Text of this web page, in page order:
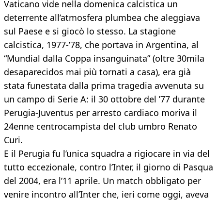
Vaticano vide nella domenica calcistica un
deterrente all’atmosfera plumbea che aleggiava
sul Paese e si giocò lo stesso. La stagione
calcistica, 1977-’78, che portava in Argentina, al
“Mundial dalla Coppa insanguinata” (oltre 30mila
desaparecidos mai più tornati a casa), era già
stata funestata dalla prima tragedia avvenuta su
un campo di Serie A: il 30 ottobre del ’77 durante
Perugia-Juventus per arresto cardiaco moriva il
24enne centrocampista del club umbro Renato
Curi.
E il Perugia fu l’unica squadra a rigiocare in via del
tutto eccezionale, contro l’Inter, il giorno di Pasqua
del 2004, era l’11 aprile. Un match obbligato per
venire incontro all’Inter che, ieri come oggi, aveva